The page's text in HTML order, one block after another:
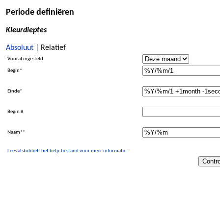
Periode definiëren
Kleurdieptes
Absoluut | Relatief
Vooraf ingesteld
Begin*
Einde*
Begin #
Naam**
Lees alstublieft het help-bestand voor meer informatie.